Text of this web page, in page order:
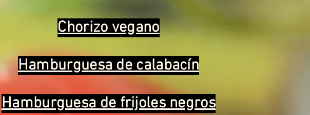
Chorizo vegano
Hamburguesa de calabacín
Hamburguesa de frijoles negros